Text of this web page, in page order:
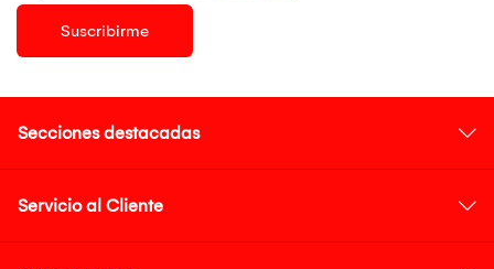
Suscribirme
Secciones destacadas
Servicio al Cliente